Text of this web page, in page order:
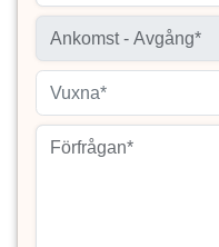
Vuxna*